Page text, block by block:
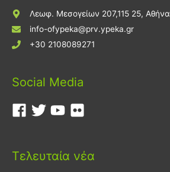
Λεωφ. Μεσογείων 207,115 25, Αθήνα
info-ofypeka@prv.ypeka.gr
+30 2108089271
Social Media
Τελευταία νέα